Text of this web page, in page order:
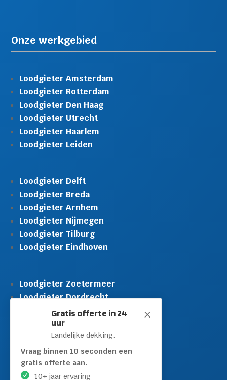
M
Gratis offerte in 24
uur
Landelijke dekking.
Vraag binnen 10 seconden een
gratis offerte aan.
10+ jaar ervaring
Onze werkgebied
Loodgieter Amsterdam
Loodgieter Rotterdam
Loodgieter Den Haag
Loodgieter Utrecht
Loodgieter Haarlem
Loodgieter Leiden
Loodgieter Delft
Loodgieter Breda
Loodgieter Arnhem
Loodgieter Nijmegen
Loodgieter Tilburg
Loodgieter Eindhoven
Loodgieter Zoetermeer
Loodgieter Dordrecht
Loodgieter Rijswijk
Loodgieter Schiedam
Loodgieter Leidschendam
Loodgieter Hilversum